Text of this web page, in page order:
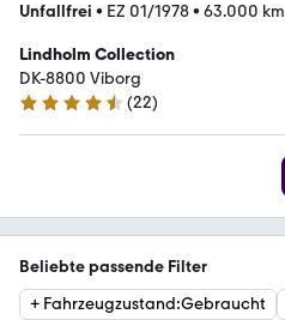
Unfallfrei • EZ 01/1978• 63.000 km
Lindholm Collection
DK-8800 Viborg
4.7 Sterne
(22)
Beliebte passende Filter
+ Fahrzeugzustand:Gebraucht